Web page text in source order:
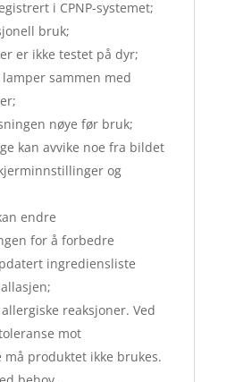
i CPNP-systemet;
bruk;
er ikke testet på dyr;
sammen med
nøye før bruk;
kan avvike noe fra bildet
og
endre
for å forbedre
ingrediensliste
reaksjoner. Ved
mot
må produktet ikke brukes.